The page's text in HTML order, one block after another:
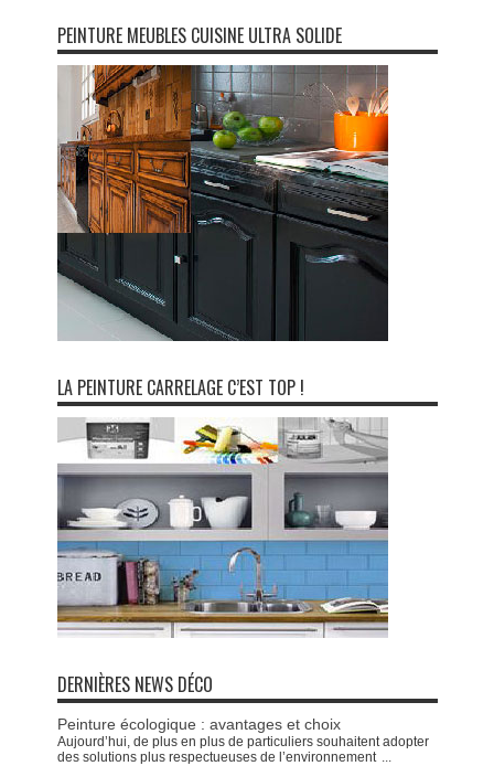
PEINTURE MEUBLES CUISINE ULTRA SOLIDE
LA PEINTURE CARRELAGE C’EST TOP !
DERNIÈRES NEWS DÉCO
Peinture écologique : avantages et choix
Aujourd’hui, de plus en plus de particuliers souhaitent adopter
des solutions plus respectueuses de l’environnement ...